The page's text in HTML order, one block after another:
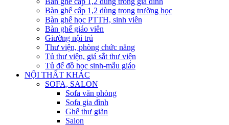
Bàn ghế cấp 1,2 dùng trong trường học
Bàn ghế học PTTH, sinh viên
Bàn ghế giáo viên
Giường nội trú
Thư viện, phòng chức năng
Tủ thư viện, giá sắt thư viện
Tủ để đồ học sinh-mẫu giáo
NỘI THẤT KHÁC
SOFA, SALON
Sofa văn phòng
Sofa gia đình
Ghế thư giãn
Salon